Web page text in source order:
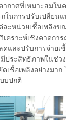
ากาศที่เหมาะสมใ
ในการปรับเปลี่ยน
ละหน่วยเชื้อเพลิง
เคราะห์เชิงคาดกา
และปรับการจ่ายเ
มีประสิทธิภาพในช่
เชื้อเพลิงอย่างมา
บปกติ